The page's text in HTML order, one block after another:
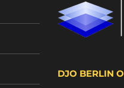
DJO BERLIN